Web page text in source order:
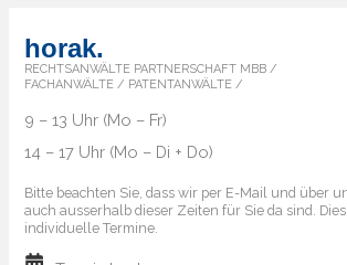
horak.
RECHTSANWÄLTE PARTNERSCHAFT MBB /
FACHANWÄLTE / PATENTANWÄLTE /
9 – 13 Uhr (Mo – Fr)
14 – 17 Uhr (Mo – Di + Do)
Bitte beachten Sie, dass wir per E-Mail und über
auch ausserhalb dieser Zeiten für Sie da sind.
individuelle Termine.